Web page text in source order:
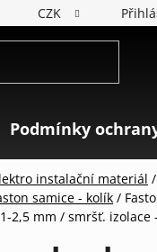
CZK
Podmínky
instalační materiál /
samice - kolík /
2,5 mm / smršť. izolace